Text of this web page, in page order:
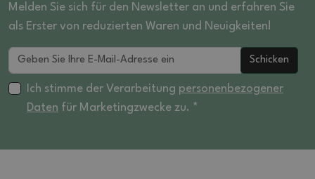
Melden Sie sich für den Newsletter an und erfahren Sie
als Erster von reduzierten Waren und Neuigkeiten!
Schicken
Ich stimme der Verarbeitung personenbezogener
Daten für Marketingzwecke zu. *